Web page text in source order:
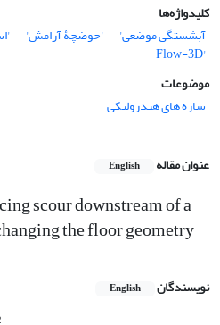
کلیدواژه‌ها
آبشستگی موضعی'
'حوضچۀ آرامش'
'Flow-3D
موضوعات
سازه های هیدرولیکی
عنوان مقاله English
scour downstream of a
the floor geometry
نویسندگان English